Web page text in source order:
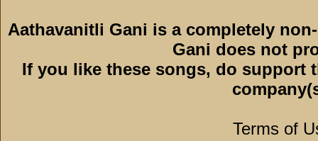
Aathavanitli Gani is a completely
Gani does not
If you like these songs, do support
Terms of